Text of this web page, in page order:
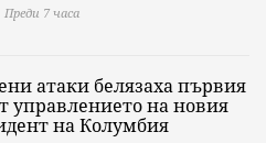
Преди 7 часа
атаки белязаха първия
управлението на новия
на Колумбия